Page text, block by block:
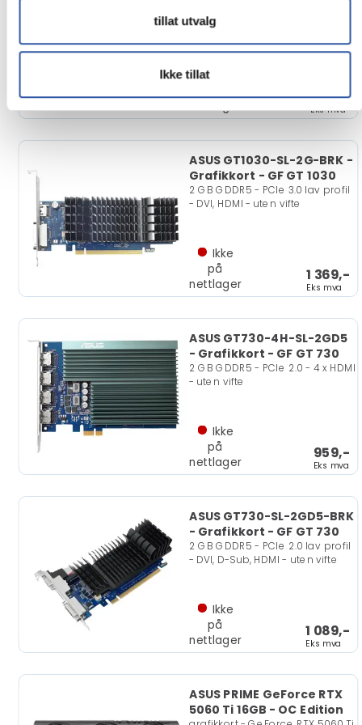
tillat utvalg
Ikke tillat
- HDMI, DisplayPort
1 139,-
Eks mva
nettlager
ASUS GT1030-SL-2G-BRK -
Grafikkort - GF GT 1030
2 GB GDDR5 - PCIe 3.0 lav profil
- DVI, HDMI - uten vifte
1 369,-
Eks mva
Ikke
på
nettlager
ASUS GT730-4H-SL-2GD5
- Grafikkort - GF GT 730
2 GB GDDR5 - PCIe 2.0 - 4 x HDMI
- uten vifte
959,-
Eks mva
Ikke
på
nettlager
ASUS GT730-SL-2GD5-BRK
- Grafikkort - GF GT 730
2 GB GDDR5 - PCIe 2.0 lav profil
- DVI, D-Sub, HDMI - uten vifte
1 089,-
Eks mva
Ikke
på
nettlager
ASUS PRIME GeForce RTX
5060 Ti 16GB - OC Edition